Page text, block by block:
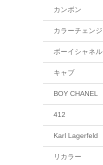
カンボン
カラーチェンジ
ボーイシャネル
キャブ
BOY CHANEL
412
Karl Lagerfeld
リカラー